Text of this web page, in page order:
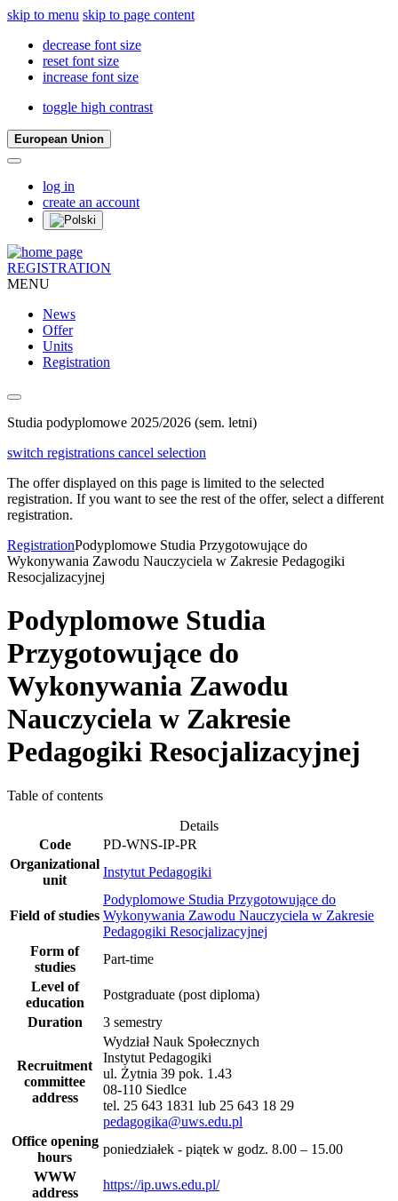
skip to menu skip to page content
decrease font size
reset font size
increase font size
toggle high contrast
European Union
log in
create an account
REGISTRATION
MENU
News
Offer
Units
Registration
Studia podyplomowe 2025/2026 (sem. letni)
switch registrations cancel selection
The offer displayed on this page is limited to the selected
registration. If you want to see the rest of the offer, select a different
registration.
RegistrationPodyplomowe Studia Przygotowujące do
Wykonywania Zawodu Nauczyciela w Zakresie Pedagogiki
Resocjalizacyjnej
Podyplomowe Studia
Przygotowujące do
Wykonywania Zawodu
Nauczyciela w Zakresie
Pedagogiki Resocjalizacyjnej
Table of contents
Details
Code
PD-WNS-IP-PR
Organizational
unit
Instytut Pedagogiki
Field of studies
Podyplomowe Studia Przygotowujące do
Wykonywania Zawodu Nauczyciela w Zakresie
Pedagogiki Resocjalizacyjnej
Form of
studies
Part-time
Level of
education
Postgraduate (post diploma)
Duration
3 semestry
Recruitment
committee
address
Wydział Nauk Społecznych
Instytut Pedagogiki
ul. Żytnia 39 pok. 1.43
08-110 Siedlce
tel. 25 643 1831 lub 25 643 18 29
pedagogika@uws.edu.pl
Office opening
hours
poniedziałek - piątek w godz. 8.00 – 15.00
WWW
address
https://ip.uws.edu.pl/